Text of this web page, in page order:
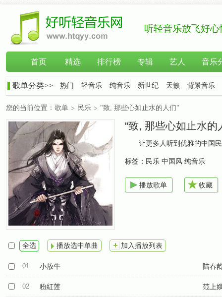
听轻音乐放飞好心
首页 精选 排行榜 专辑 艺人 音乐
歌单分类>> 热门 轻音乐 纯音乐 新世纪 天籁 背景音乐
您的当前位置： 歌单 > 民乐 > "致, 那些心如止水的人们"
"致, 那些心如止水的
让更多人听到优雅的中国
标签： 民乐 中国风 纯音乐
播放歌单 收藏
全选 播放选中单曲 加入播放列表
01 小放牛 陆春
02 粉紅莲 范上